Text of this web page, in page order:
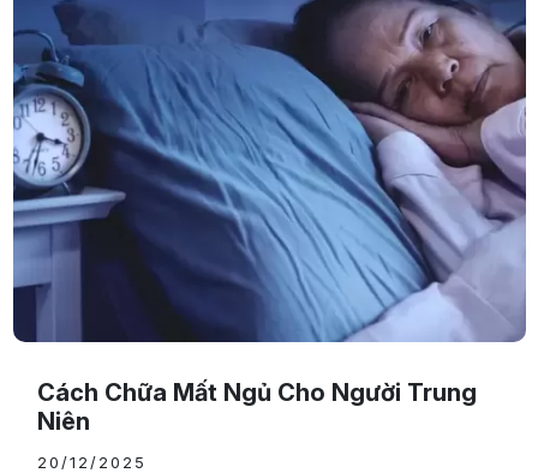
Cách Chữa Mất Ngủ Cho Người Trung
Niên
20/12/2025